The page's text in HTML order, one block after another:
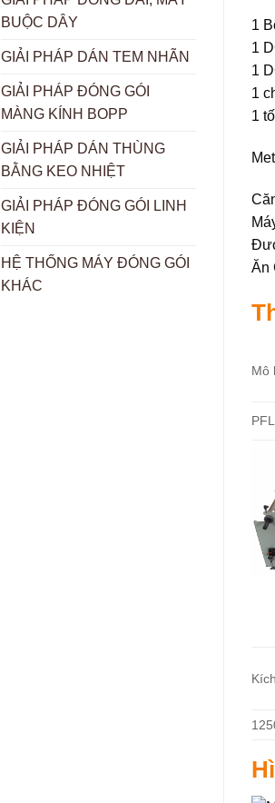
BUỘC DÂY
GIẢI PHÁP DÁN TEM NHÃN
GIẢI PHÁP ĐÓNG GÓI
MÀNG KÍNH BOPP
GIẢI PHÁP DÁN THÙNG
BẰNG KEO NHIỆT
GIẢI PHÁP ĐÓNG GÓI LINH
KIỆN
HỆ THỐNG MÁY ĐÓNG GÓI
KHÁC
1
1
1
1
1
Ăn
Mô